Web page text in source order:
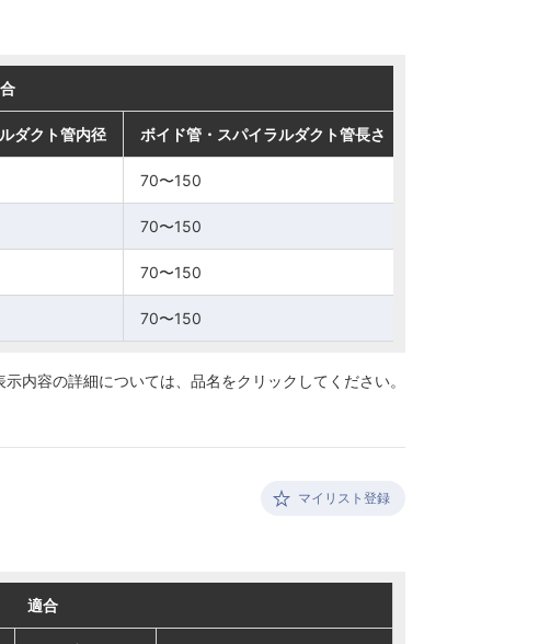
ダクト管内径 ボイド管・スパイラルダクト管長さ
70〜150
70〜150
70〜150
70〜150
ダクト管内径 ボイド管・スパイラルダクト管長さ
70〜150
70〜150
70〜150
70〜150
ダクト管内径 ボイド管・スパイラルダクト管長さ
70〜150
70〜150
70〜150
70〜150
ダクト管内径 ボイド管・スパイラルダクト管長さ
70〜150
70〜150
70〜150
70〜150
示内容の詳細については、 品名をクリックしてください。
マイリスト登録
適合
適合